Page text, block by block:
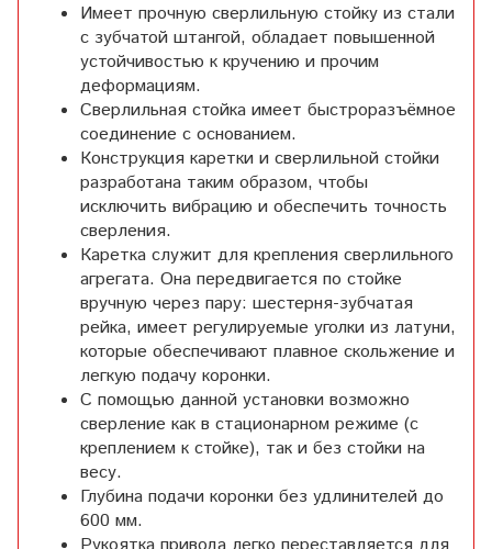
Имеет прочную сверлильную стойку из стали
с зубчатой штангой, обладает повышенной
устойчивостью к кручению и прочим
деформациям.
Сверлильная стойка имеет быстроразъёмное
соединение с основанием.
Конструкция каретки и сверлильной стойки
разработана таким образом, чтобы
исключить вибрацию и обеспечить точность
сверления.
Каретка служит для крепления сверлильного
агрегата. Она передвигается по стойке
вручную через пару: шестерня-зубчатая
рейка, имеет регулируемые уголки из латуни,
которые обеспечивают плавное скольжение и
легкую подачу коронки.
С помощью данной установки возможно
сверление как в стационарном режиме (с
креплением к стойке), так и без стойки на
весу.
Глубина подачи коронки без удлинителей до
600 мм.